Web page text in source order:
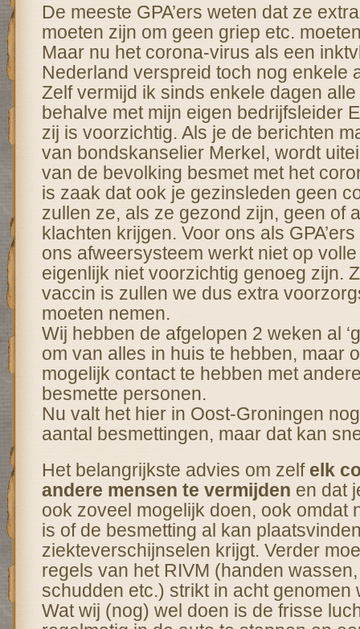
De meeste GPA’ers weten dat ze
moeten zijn om geen griep etc.
Maar nu het corona-virus als een
Nederland verspreid toch nog enkele
Zelf vermijd ik sinds enkele dagen
behalve met mijn eigen bedrijfsleider
zij is voorzichtig. Als je de berichten
van bondskanselier Merkel, wordt
van de bevolking besmet met het
is zaak dat ook je gezinsleden geen
zullen ze, als ze gezond zijn, geen of
klachten krijgen. Voor ons als
ons afweersysteem werkt niet op
eigenlijk niet voorzichtig genoeg zijn.
vaccin is zullen we dus extra
moeten nemen.
Wij hebben de afgelopen 2 weken al
om van alles in huis te hebben, maar
mogelijk contact te hebben met
besmette personen.
Nu valt het hier in Oost-Groningen
aantal besmettingen, maar dat kan
Het belangrijkste advies om zelf elk
andere mensen te vermijden en dat
ook zoveel mogelijk doen, ook omdat
is of de besmetting al kan
ziekteverschijnselen krijgt. Verder
regels van het RIVM (handen
schudden etc.) strikt in acht genomen
Wat wij (nog) wel doen is de frisse